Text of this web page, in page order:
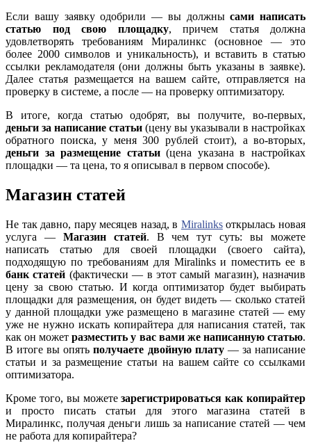
Если вашу заявку одобрили — вы должнысами написать
статью под свою площадку, причем статья должна
удовлетворять требованиям Миралинкс (основное — это
более 2000 символов и уникальность), и вставить в статью
ссылки рекламодателя (они должны быть указаны в заявке).
Далее статья размещается на вашем сайте, отправляется на
проверку в системе, а после — на проверку оптимизатору.
В итоге, когда статью одобрят, вы получите, во-первых,
деньги за написание статьи (цену вы указывали в настройках
обратного поиска, у меня 300 рублей стоит), а во-вторых,
деньги за размещение статьи(цена указана в настройках
площадки — та цена, то я описывал в первом способе).
Магазин статей
Не так давно, пару месяцев назад, в Miralinksоткрылась новая
услуга — Магазин статей. В чем тут суть: вы можете
написать статью для своей площадки (своего сайта),
подходящую по требованиям для Miralinks и поместить ее в
банк статей (фактически — в этот самый магазин), назначив
цену за свою статью. И когда оптимизатор будет выбирать
площадки для размещения, он будет видеть — сколько статей
у данной площадки уже размещено в магазине статей — ему
уже не нужно искать копирайтера для написания статей, так
как он можетразместить у вас вами же написанную статью.
В итоге вы опятьполучаете двойную плату— за написание
статьи и за размещение статьи на вашем сайте со ссылками
оптимизатора.
Кроме того, вы можетезарегистрироваться как копирайтер
и просто писать статьи для этого магазина статей в
Миралинкс, получая деньги лишь за написание статей — чем
не работа для копирайтера?